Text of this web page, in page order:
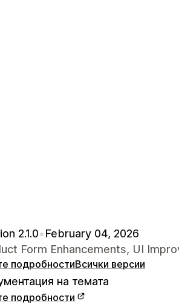
2.1.0•February 04, 2026
Form Enhancements, UI
подробностиВсички версии
на темата
подробности